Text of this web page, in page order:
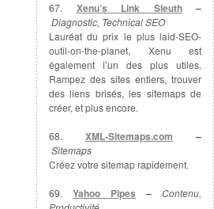
67. Xenu’s Link Sleuth–
Diagnostic, Technical SEO
Lauréat du prix le plus laid-SEO-
outil-on-the-planet, Xenu est
également l’un des plus utiles.
Rampez des sites entiers, trouver
des liens brisés, les sitemaps de
créer, et plus encore.
68. XML-Sitemaps.com –
Sitemaps
Créez votre sitemap rapidement.
69. Yahoo Pipes – Contenu,